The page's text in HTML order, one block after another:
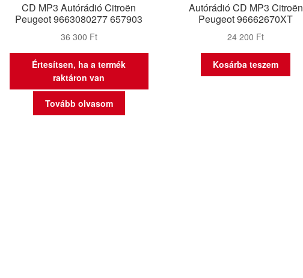
CD MP3 Autórádió Citroën
Peugeot 9663080277 657903
36 300 Ft
Értesítsen, ha a termék
raktáron van
Tovább olvasom
Autórádió CD MP3 Citroën
Peugeot 96662670XT
24 200 Ft
Kosárba teszem